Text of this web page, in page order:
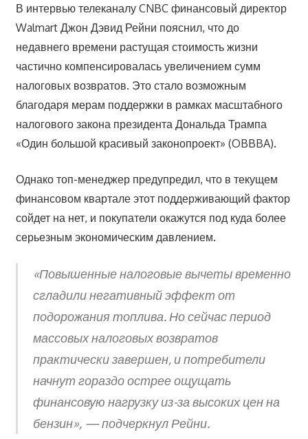
В интервью телеканалу CNBC финансовый директор
Walmart Джон Дэвид Рейни пояснил, что до
недавнего времени растущая стоимость жизни
частично компенсировалась увеличением сумм
налоговых возвратов. Это стало возможным
благодаря мерам поддержки в рамках масштабного
налогового закона президента Дональда Трампа
«Один большой красивый законопроект» (OBBBA).
Однако топ-менеджер предупредил, что в текущем
финансовом квартале этот поддерживающий фактор
сойдет на нет, и покупатели окажутся под куда более
серьезным экономическим давлением.
«Повышенные налоговые вычеты временно
сгладили негативный эффект от
подорожания топлива. Но сейчас период
массовых налоговых возвратов
практически завершен, и потребители
начнут гораздо острее ощущать
финансовую нагрузку из-за высоких цен на
бензин», — подчеркнул Рейни.